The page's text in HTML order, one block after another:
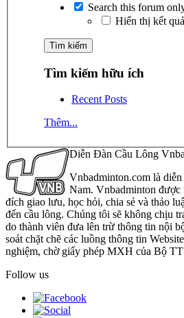
Search this forum
Hiển thị kết
Tìm kiếm hữu ích
Recent Posts
Thêm...
Diễn Đàn Cầu Lông
Vnbadminton.com là
Nam. Vnbadminton
đích giao lưu, học hỏi, chia sẻ và thảo
đến cầu lông. Chúng tôi sẽ không chịu
do thành viên đưa lên trừ thông tin nội
soát chặt chẽ các luồng thông tin
nghiệm, chờ giấy phép MXH của Bộ
Follow us